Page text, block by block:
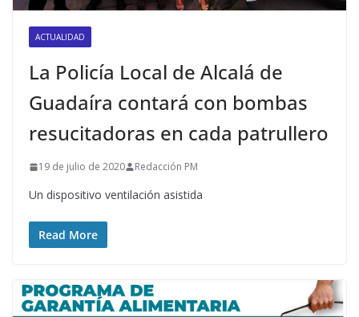
ACTUALIDAD
La Policía Local de Alcalá de
Guadaíra contará con bombas
resucitadoras en cada patrullero
19 de julio de 2020 Redacción PM
Un dispositivo ventilación asistida
Read More